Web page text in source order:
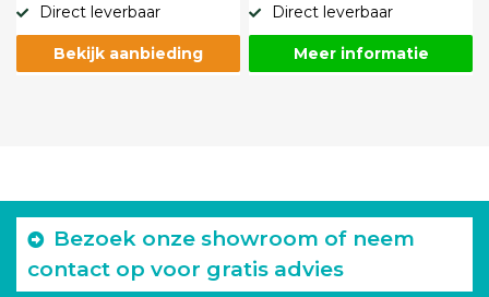
Direct leverbaar
Bekijk aanbieding
Direct leverbaar
Meer informatie
Bezoek onze showroom of neem
contact op voor gratis advies